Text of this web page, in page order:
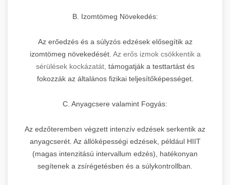
B. Izomtömeg Növekedés:
Az erőedzés és a súlyzós edzések elősegítik az
izomtömeg növekedését. Az erős izmok csökkentik a
sérülések kockázatát, támogatják a testtartást és
fokozzák az általános fizikai teljesítőképességet.
C. Anyagcsere valamint Fogyás:
Az edzőteremben végzett intenzív edzések serkentik az
anyagcserét. Az állóképességi edzések, például HIIT
(magas intenzitású intervallum edzés), hatékonyan
segítenek a zsírégetésben és a súlykontrollban.